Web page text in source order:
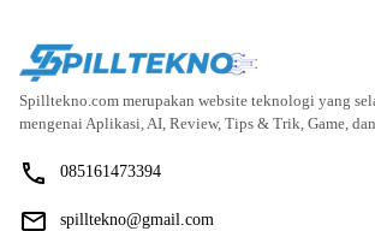
Spilltekno.com merupakan website teknologi yang
mengenai Aplikasi, AI, Review, Tips & Trik, Game,
085161473394
spilltekno@gmail.com